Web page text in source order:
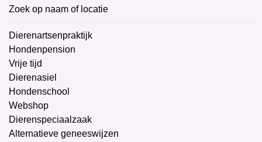
Zoek op naam of locatie
Dierenartsenpraktijk
Hondenpension
Vrije tijd
Dierenasiel
Hondenschool
Webshop
Dierenspeciaalzaak
Alternatieve geneeswijzen